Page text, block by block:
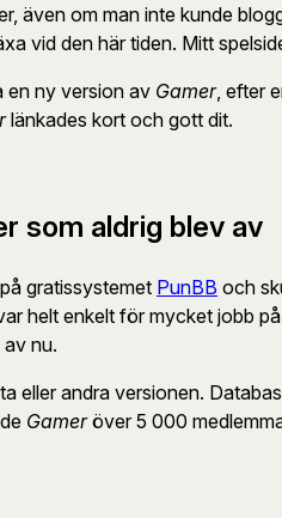
även om man inte kunde
vid den här tiden. Mitt
en ny version av Gamer, efter
länkades kort och gott dit.
som aldrig blev av
gratissystemet PunBB och
helt enkelt för mycket jobb
av nu.
eller andra versionen.
Gameröver 5 000